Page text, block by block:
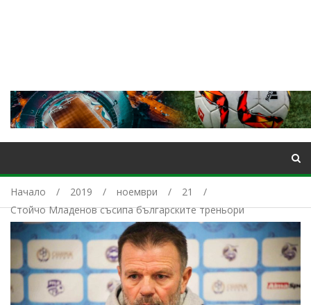
Начало 2019 ноември
21
Стойчо Младенов съсипа българските треньори